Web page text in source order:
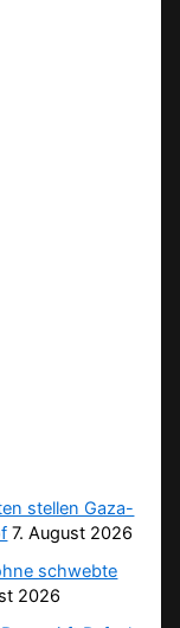
stellen Gaza-
7. August 2026
schwebte
2026